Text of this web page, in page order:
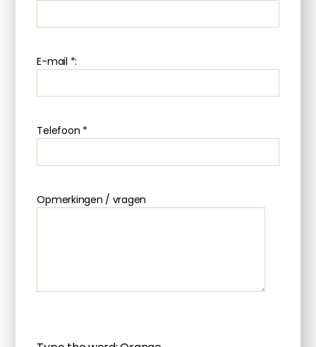
E-mail *:
Telefoon *
Opmerkingen / vragen